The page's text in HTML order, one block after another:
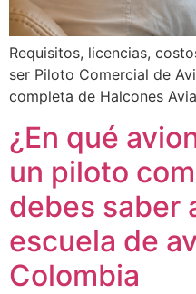
Requisitos, licencias,
ser Piloto Comercial de
completa de Halcones
¿En qué
un piloto
debes saber
escuela de
Colombia